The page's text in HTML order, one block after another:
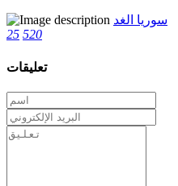
سوريا الغد
25 520
تعليقات